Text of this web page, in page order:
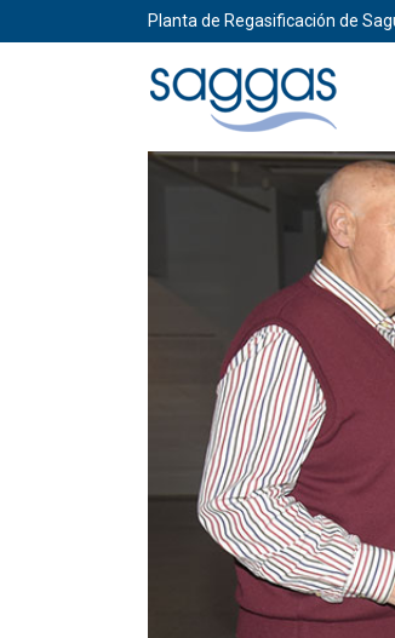
Planta de Regasificación de